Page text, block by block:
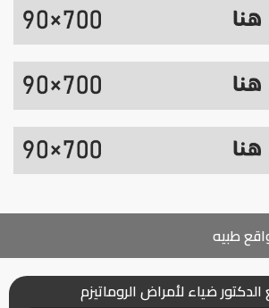
طبيه
ضياء لأمراض الروماتيزم